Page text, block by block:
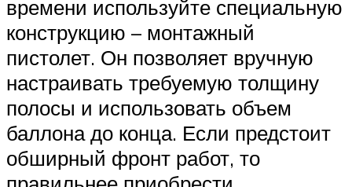
времени используйте специальную
конструкцию – монтажный
пистолет. Он позволяет вручную
настраивать требуемую толщину
полосы и использовать объем
баллона до конца. Если предстоит
обширный фронт работ, то